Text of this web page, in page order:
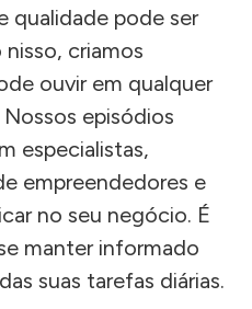
qualidade pode ser
criamos
ouvir em qualquer
episódios
especialistas,
empreendedores e
no seu negócio. É
manter informado
suas tarefas diárias.